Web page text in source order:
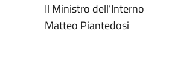
Il Ministro dell’Interno
Matteo Piantedosi